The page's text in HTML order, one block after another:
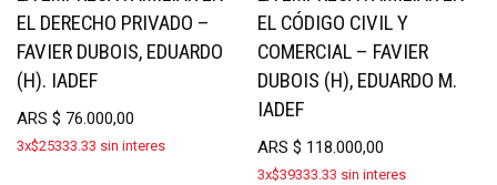
EL DERECHO PRIVADO –
FAVIER DUBOIS, EDUARDO
(H). IADEF
ARS $ 76.000,00
3x$25333.33 sin interes
EL CÓDIGO CIVIL Y
COMERCIAL – FAVIER
DUBOIS (H), EDUARDO M.
IADEF
ARS$ 118.000,00
3x$39333.33 sin interes